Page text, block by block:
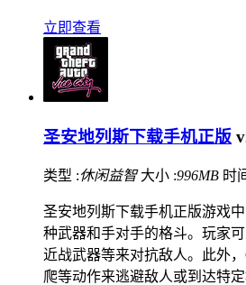
立即查看
圣安地列斯下载手机正版
类型 :休闲益智 大小 :996MB 时
圣安地列斯下载手机正版游戏
种武器和手对手的格斗。玩家
近战武器等来对抗敌人。此外
爬等动作来逃避敌人或到达特定